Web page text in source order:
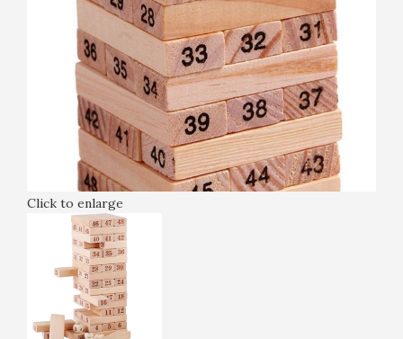
Click to enlarge